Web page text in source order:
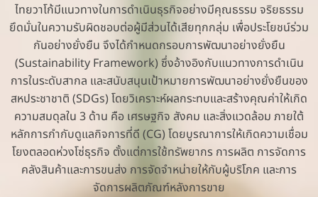
ไทยวาโก้มีแนวทางในการดำเนินธุรกิจอย่างมีคุณธรรม จริยธรรม
ยึดมั่นในความรับผิดชอบต่อผู้มีส่วนได้เสียทุกกลุ่ม เพื่อประโยชน์ร่วม
กันอย่างยั่งยืน จึงได้กำหนดกรอบการพัฒนาอย่างยั่งยืน
(Sustainability Framework) ซึ่งอ้างอิงกับแนวทางการดำเนิน
การในระดับสากล และสนับสนุนเป้าหมายการพัฒนาอย่างยั่งยืนของ
สหประชาชาติ (SDGs) โดยวิเคราะห์ผลกระทบและสร้างคุณค่าให้เกิด
ความสมดุลใน 3 ด้าน คือ เศรษฐกิจ สังคม และสิ่งแวดล้อม ภายใต้
หลักการกำกับดูแลกิจการที่ดี (CG) โดยบูรณาการให้เกิดความเชื่อม
โยงตลอดห่วงโซ่ธุรกิจ ตั้งแต่การใช้ทรัพยากร การผลิต การจัดการ
คลังสินค้าและการขนส่ง การจัดจำหน่ายให้กับผู้บริโภค และการ
จัดการผลิตภัณฑ์หลังการขาย